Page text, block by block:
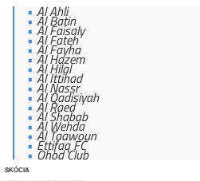
Al Ahli
Al Batin
Al Faisaly
Al Fateh
Al Fayha
Al Hazem
Al Hilal
Al Ittihad
Al Nassr
Al Qadisiyah
Al Raed
Al Shabab
Al Wehda
Al Taawoun
Ettifaq FC
Ohod Club
SKÓCIA